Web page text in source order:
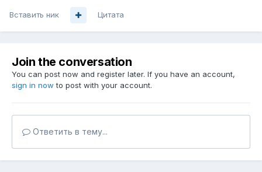
Вставить ник Цитата
Join the conversation
You can post now and register later. If you have an account,
sign in now to post with your account.
Ответить в тему...